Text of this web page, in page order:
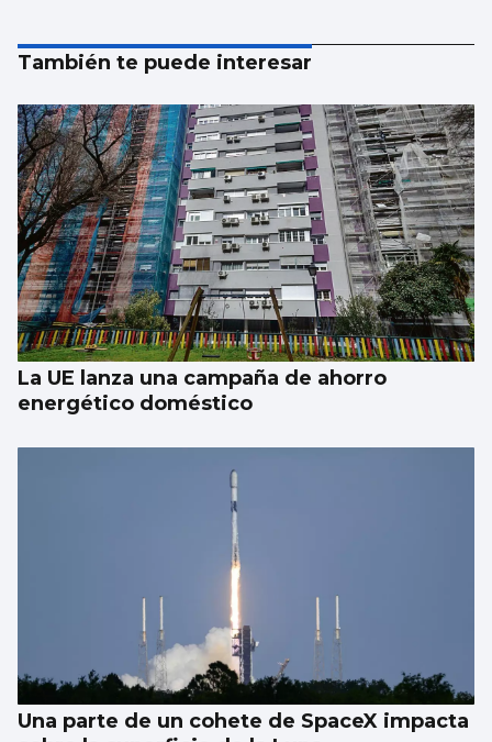
También te puede interesar
La UE lanza una campaña de ahorro
energético doméstico
Una parte de un cohete de SpaceX impacta